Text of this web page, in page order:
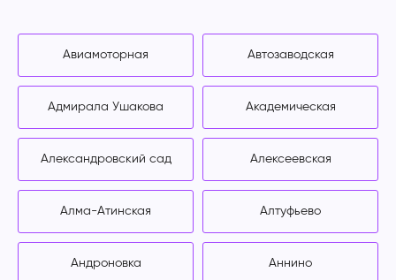
Авиамоторная Автозаводская
Адмирала Ушакова Академическая
Александровский сад Алексеевская
Алма-Атинская Алтуфьево
Андроновка Аннино